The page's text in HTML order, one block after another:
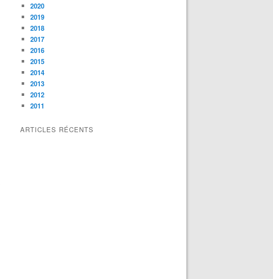
2020
2019
2018
2017
2016
2015
2014
2013
2012
2011
ARTICLES RÉCENTS